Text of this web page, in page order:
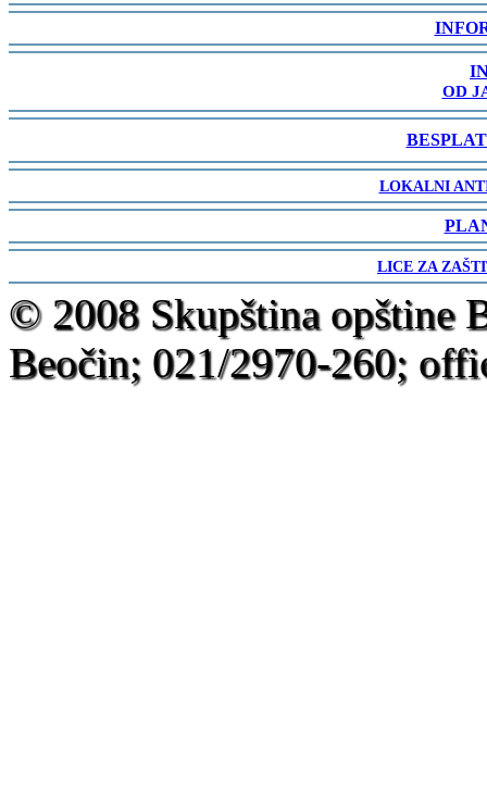
-
-
OD
-
-
LOKALNI
-
-
LICE ZA
© 2008 Skupština opštine
Beočin; 021/2970-260;